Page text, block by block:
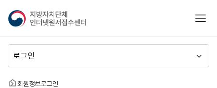
지
방
자
치
단
체
인
모바
뉴
동
홈 회원정보로그인